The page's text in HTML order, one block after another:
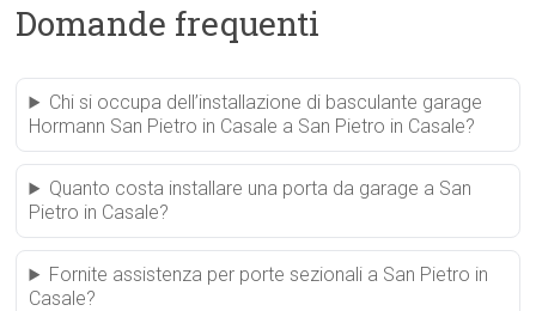
Domande frequenti
Chi si occupa dell’installazione di basculante garage
Hormann San Pietro in Casale a San Pietro in Casale?
Quanto costa installare una porta da garage a San
Pietro in Casale?
Fornite assistenza per porte sezionali a San Pietro in
Casale?